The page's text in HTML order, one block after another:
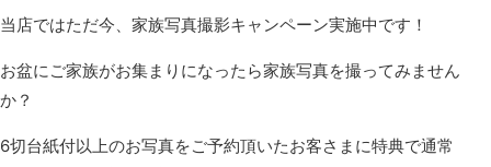
当店ではただ今、家族写真撮影キャンペーン実施中です！
お盆にご家族がお集まりになったら家族写真を撮ってみません
か？
6切台紙付以上のお写真をご予約頂いたお客さまに特典で通常